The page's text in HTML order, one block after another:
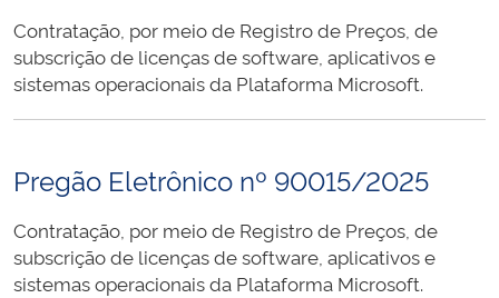
Contratação, por meio de Registro de Preços, de
subscrição de licenças de software, aplicativos e
sistemas operacionais da Plataforma Microsoft.
Pregão Eletrônico nº 90015/2025
Contratação, por meio de Registro de Preços, de
subscrição de licenças de software, aplicativos e
sistemas operacionais da Plataforma Microsoft.